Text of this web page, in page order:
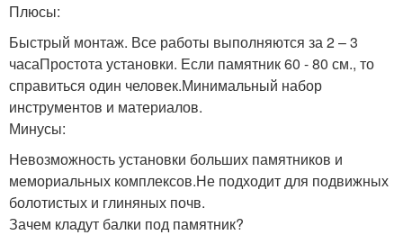
Плюсы:
Быстрый монтаж. Все работы выполняются за 2 – 3
часаПростота установки. Если памятник 60 - 80 см., то
справиться один человек.Минимальный набор
инструментов и материалов.
Минусы:
Невозможность установки больших памятников и
мемориальных комплексов.Не подходит для подвижных
болотистых и глиняных почв.
Зачем кладут балки под памятник?